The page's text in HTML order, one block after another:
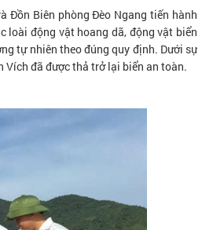
Đồn Biên phòng Đèo Ngang tiến hành
loài động vật hoang dã, động vật biển
tự nhiên theo đúng quy định. Dưới sự
Vích đã được thả trở lại biển an toàn.